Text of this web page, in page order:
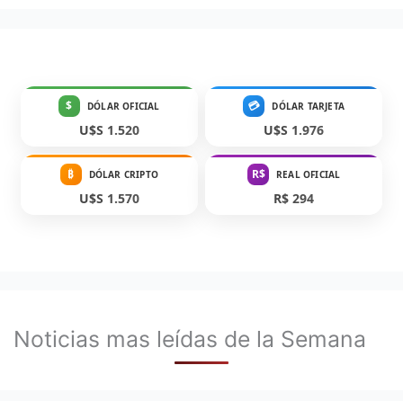
$ DÓLAR OFICIAL
U$S 1.520
💳 DÓLAR TARJETA
U$S 1.976
₿ DÓLAR CRIPTO
U$S 1.570
R$ REAL OFICIAL
R$ 294
Noticias mas leídas de la Semana